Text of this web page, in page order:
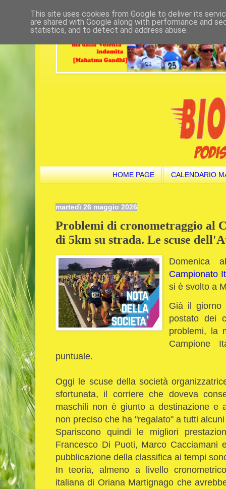
HOME PAGE CALENDARIO
martedì 26 maggio 2026
Problemi di cronometraggio al
di 5km su strada. Le scuse
Domenica
Campionato
si è svolto a
Già il giorno
postato dei
problemi, la
Campione
puntuale.
Oggi le scuse della società
sfortunata, il corriere che doveva
maschili non è giunto a destinazione e
non preciso che ha "regalato" a tutti
Spariscono quindi le migliori
Francesco Di Puoti, Marco Cacciamani
pubblicazione della classifica ai tempi
In teoria, almeno a livello
italiana di Oriana Martignago che
This site uses cookies from Google to deliver its
are shared with Google along with performance and
statistics, and to detect and address abuse.